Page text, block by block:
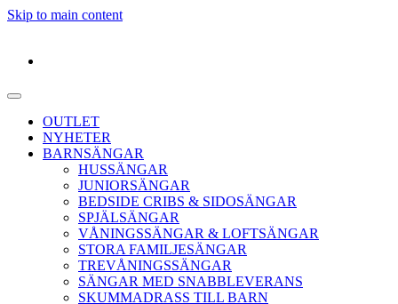
Skip to main content
OUTLET
NYHETER
BARNSÄNGAR
HUSSÄNGAR
JUNIORSÄNGAR
BEDSIDE CRIBS & SIDOSÄNGAR
SPJÄLSÄNGAR
VÅNINGSSÄNGAR & LOFTSÄNGAR
STORA FAMILJESÄNGAR
TREVÅNINGSSÄNGAR
SÄNGAR MED SNABBLEVERANS
SKUMMADRASS TILL BARN